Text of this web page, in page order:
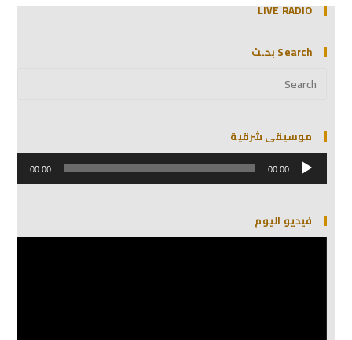
LIVE RADIO
Search بحـث
موسيقى شرقية
مشغل
الصوت 00:00
00:00
فيديو اليوم
مشغل